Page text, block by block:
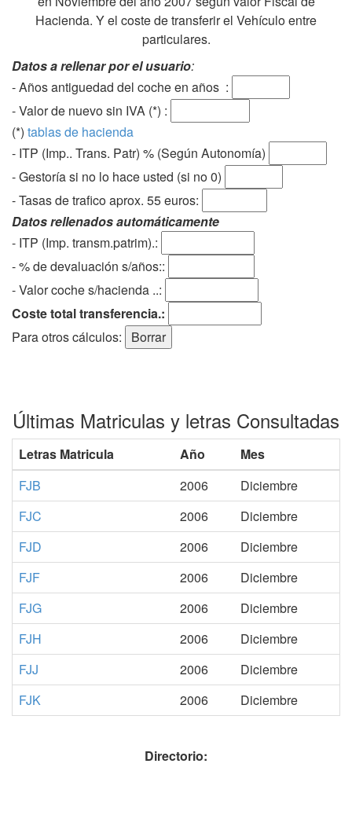
Hacienda. Y el coste de transferir el Vehículo entre
particulares.
Datos a rellenar por el usuario:
- Años antiguedad del coche en años :
- Valor de nuevo sin IVA (*) :
(*) tablas de hacienda
- ITP (Imp.. Trans. Patr) % (Según Autonomía)
- Gestoría si no lo hace usted (si no 0)
-Tasas de trafico aprox. 55 euros:
Datos rellenados automáticamente
- ITP (Imp. transm.patrim).:
- % de devaluación s/años::
- Valor coche s/hacienda ..:
Coste total transferencia.:
Para otros cálculos:
Últimas Matriculas y letras Consultadas
Letras Matricula Año
Mes
FJB
2006
Diciembre
FJC
2006
Diciembre
FJD
2006
Diciembre
FJF
2006
Diciembre
FJG
2006
Diciembre
FJH
2006
Diciembre
FJJ
2006
Diciembre
FJK
2006 Diciembre
Directorio: